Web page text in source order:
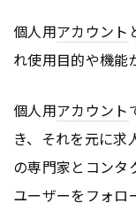
個人用アカウント
れ使用目的や機能
個人用アカウント
き、それを元に求
の専門家とコンタ
ユーザーをフォロ